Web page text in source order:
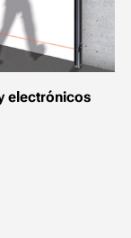
electrónicos